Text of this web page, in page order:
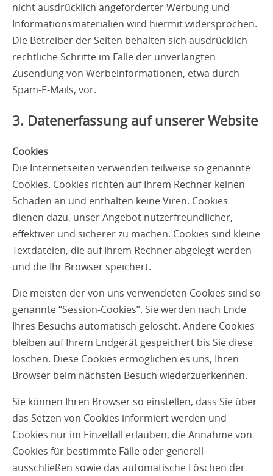
nicht ausdrücklich angeforderter Werbung und
Informationsmaterialien wird hiermit widersprochen.
Die Betreiber der Seiten behalten sich ausdrücklich
rechtliche Schritte im Falle der unverlangten
Zusendung von Werbeinformationen, etwa durch
Spam-E-Mails, vor.
3. Datenerfassung auf unserer Website
Cookies
Die Internetseiten verwenden teilweise so genannte
Cookies. Cookies richten auf Ihrem Rechner keinen
Schaden an und enthalten keine Viren. Cookies
dienen dazu, unser Angebot nutzerfreundlicher,
effektiver und sicherer zu machen. Cookies sind kleine
Textdateien, die auf Ihrem Rechner abgelegt werden
und die Ihr Browser speichert.
Die meisten der von uns verwendeten Cookies sind so
genannte “Session-Cookies”. Sie werden nach Ende
Ihres Besuchs automatisch gelöscht. Andere Cookies
bleiben auf Ihrem Endgerät gespeichert bis Sie diese
löschen. Diese Cookies ermöglichen es uns, Ihren
Browser beim nächsten Besuch wiederzuerkennen.
Sie können Ihren Browser so einstellen, dass Sie über
das Setzen von Cookies informiert werden und
Cookies nur im Einzelfall erlauben, die Annahme von
Cookies für bestimmte Fälle oder generell
ausschließen sowie das automatische Löschen der